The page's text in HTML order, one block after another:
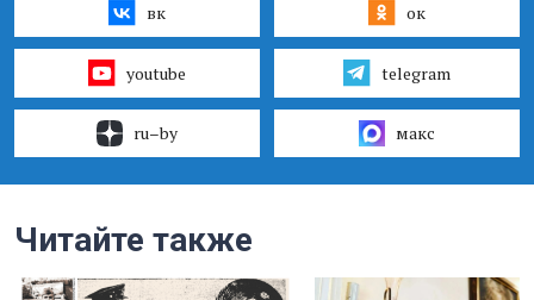
вк ок
youtube telegram
ru–by макс
Читайте также